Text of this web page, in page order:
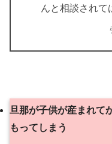
んと相談されて
旦那が子供が産まれて
もってしまう